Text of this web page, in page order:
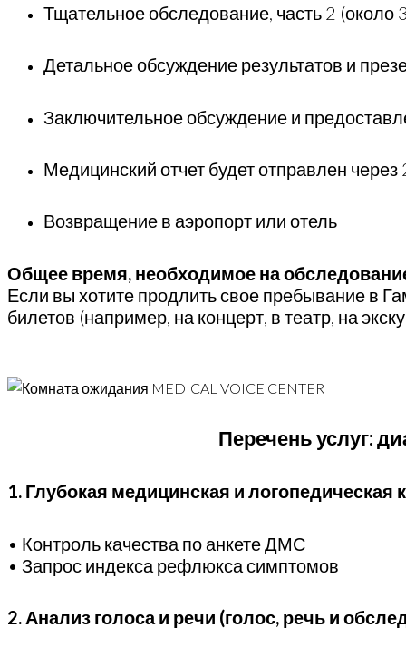
Тщательное обследование, часть 2 (около
Детальное обсуждение результатов и
Заключительное обсуждение и
Медицинский отчет будет отправлен
Возвращение в аэропорт или отель
Общее время, необходимое на
Если вы хотите продлить свое пребывание в
билетов (например, на концерт, в театр, на
Перечень услуг:
1. Глубокая медицинская и логопедическая
• Контроль качества по анкете ДМС
• Запрос индекса рефлюкса симптомов
2. Анализ голоса и речи (голос, речь и